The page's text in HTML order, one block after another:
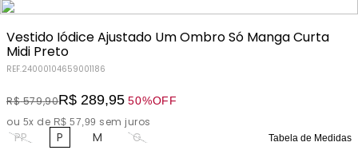
Vestido Iódice Ajustado Um Ombro Só Manga Curta
Midi Preto
REF.24000104659001186
R$ 579,90R$ 289,95 50%OFF
ou 5x de R$ 57,99 sem juros
PP P M G Tabela de Medidas